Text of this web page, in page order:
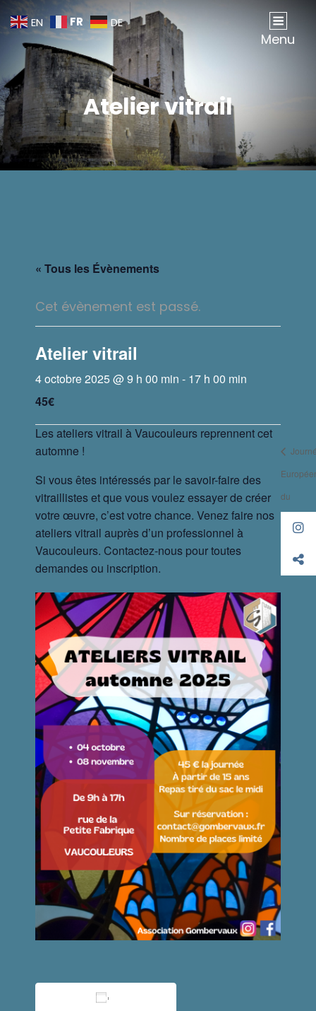
Association Gombervaux
Sauvegarde, Étude Et Animation Du Château De Gombervaux
Menu
Atelier vitrail
« Tous les Évènements
Cet évènement est passé.
Atelier vitrail
4 octobre 2025 @ 9 h 00 min - 17 h 00 min
45€
Les ateliers vitrail à Vaucouleurs reprennent cet
automne !
Si vous êtes intéressés par le savoir-faire des
vitraillistes et que vous voulez essayer de créer
votre œuvre, c’est votre chance. Venez faire nos
ateliers vitrail auprès d’un professionnel à
Vaucouleurs. Contactez-nous pour toutes
demandes ou inscription.
du
EN FR DE